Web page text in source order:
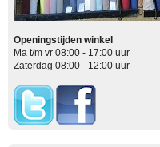
Openingstijden winkel
Ma t/m vr 08:00 - 17:00 uur
Zaterdag 08:00 - 12:00 uur